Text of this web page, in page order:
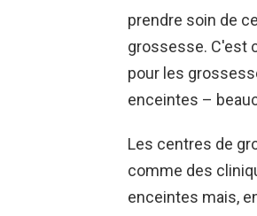
prendre soin de
grossesse. C'est
pour les
enceintes –
Les centres de
comme des
enceintes mais,